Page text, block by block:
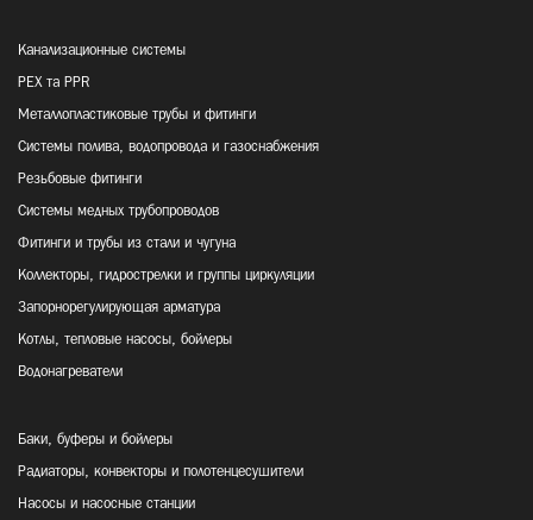
Канализационные системы
PEX та PPR
Металлопластиковые трубы и фитинги
Системы полива, водопровода и газоснабжения
Резьбовые фитинги
Системы медных трубопроводов
Фитинги и трубы из стали и чугуна
Коллекторы, гидрострелки и группы циркуляции
Запорнорегулирующая арматура
Котлы, тепловые насосы, бойлеры
Водонагреватели
Баки, буферы и бойлеры
Радиаторы, конвекторы и полотенцесушители
Насосы и насосные станции